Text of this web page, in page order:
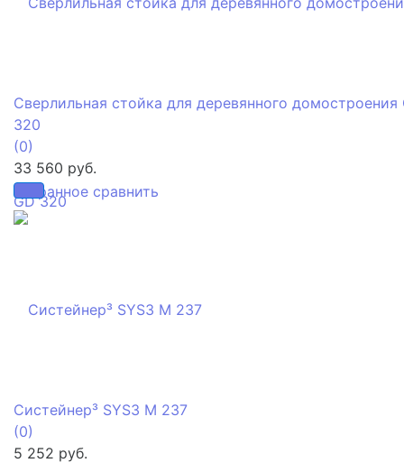
избранное сравнить
Сверлильная стойка для деревянного домостроения
320
(0)
33 560 руб.
Систейнер³ SYS3 M 237
(0)
5 252 руб.